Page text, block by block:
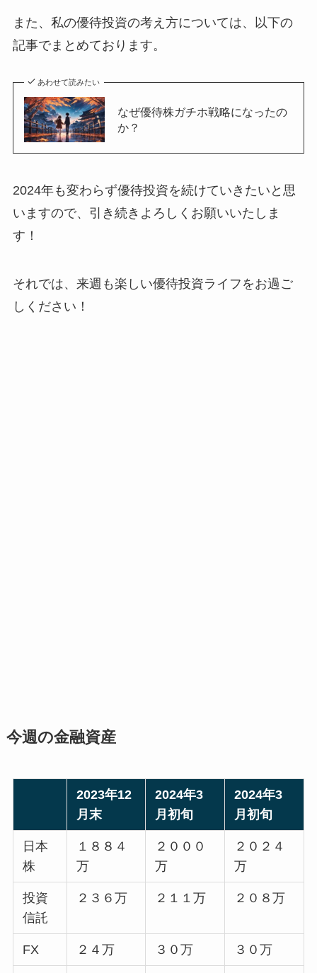
また、私の優待投資の考え方については、以下の
記事でまとめております。
あわせて読みたい
なぜ優待株ガチホ戦略になったの
か？
2024年も変わらず優待投資を続けていきたいと思
いますので、引き続きよろしくお願いいたしま
す！
それでは、来週も楽しい優待投資ライフをお過ご
しください！
今週の金融資産
2023年12
月末
2024年3
月初旬
2024年3
月初旬
日本
株
１８８４
万
２０００
万
２０２４
万
投資
信託
２３６万 ２１１万 ２０８万
FX ２４万 ３０万 ３０万